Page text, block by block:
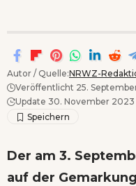
Autor / Quelle:NRWZ-
Veröffentlicht 25.
Update 30. November 2023
Der am 3.
auf der